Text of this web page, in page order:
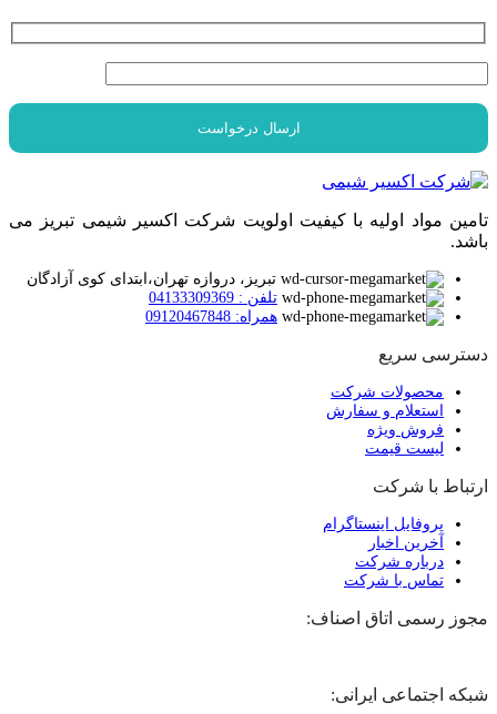
تامین مواد اولیه با کیفیت اولویت شرکت اکسیر شیمی تبریز می
باشد.
تبریز، دروازه تهران،ابتدای کوی آزادگان
تلفن : 04133309369
همراه: 09120467848
دسترسی سریع
محصولات شرکت
استعلام و سفارش
فروش ویژه
لیست قیمت
ارتباط با شرکت
پروفایل اینستاگرام
آخرین اخبار
درباره شرکت
تماس با شرکت
مجوز رسمی اتاق اصناف:
شبکه اجتماعی ایرانی: